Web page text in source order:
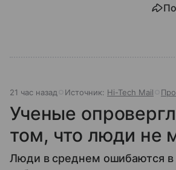
21 час назад Источник: Hi-Tech Mail
Ученые
том, что люди не
Люди в среднем ошибаются в